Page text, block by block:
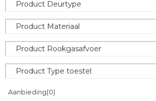
Aanbieding(0)